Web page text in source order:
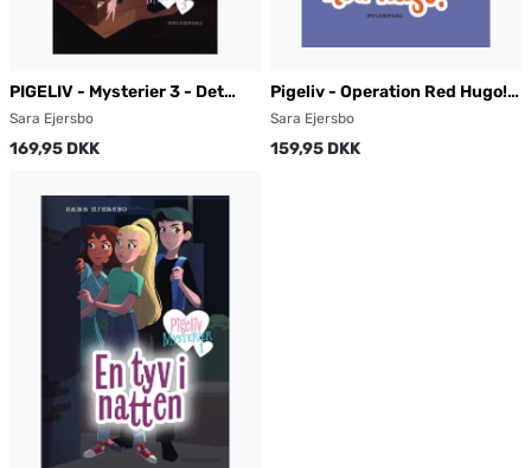
PIGELIV - Mysterier 3 - Det
skjulte brev
Sara Ejersbo
169,95 DKK
Pigeliv - Operation Red Hugo!
Vælg selv handlingen
Sara Ejersbo
159,95 DKK